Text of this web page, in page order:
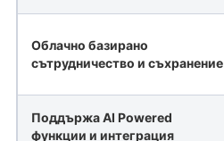
Облачно базирано
сътрудничество и съхранение
Поддържа AI Powered
функции и интеграция